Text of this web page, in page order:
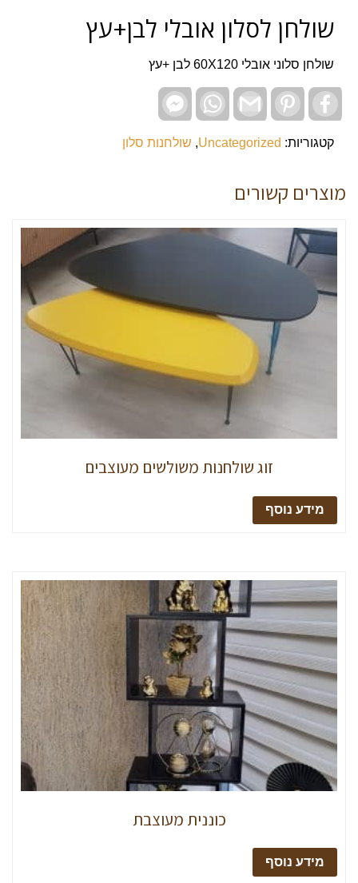
שולחן לסלון אובלי לבן+עץ
שולחן סלוני אובלי 60X120 לבן +עץ
Facebook
Pinterest
Gmail
WhatsApp
Facebook
Messenger
קטגוריות: Uncategorized
, שולחנות סלון
מוצרים קשורים
זוג שולחנות משולשים מעוצבים
מידע נוסף
כוננית מעוצבת
מידע נוסף